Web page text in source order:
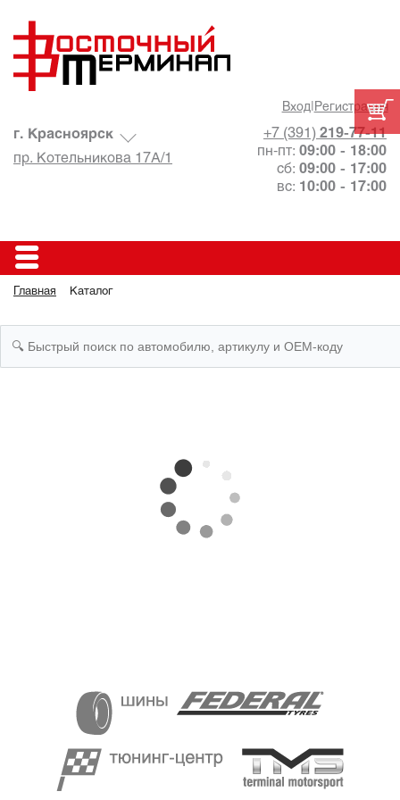
Вход| Регистрация
+7 (391) 219-77-11
пн-пт: 09:00 - 18:00
сб: 09:00 - 17:00
вс: 10:00 - 17:00
г. Красноярск
пр. Котельникова 17А/1
Главная Каталог